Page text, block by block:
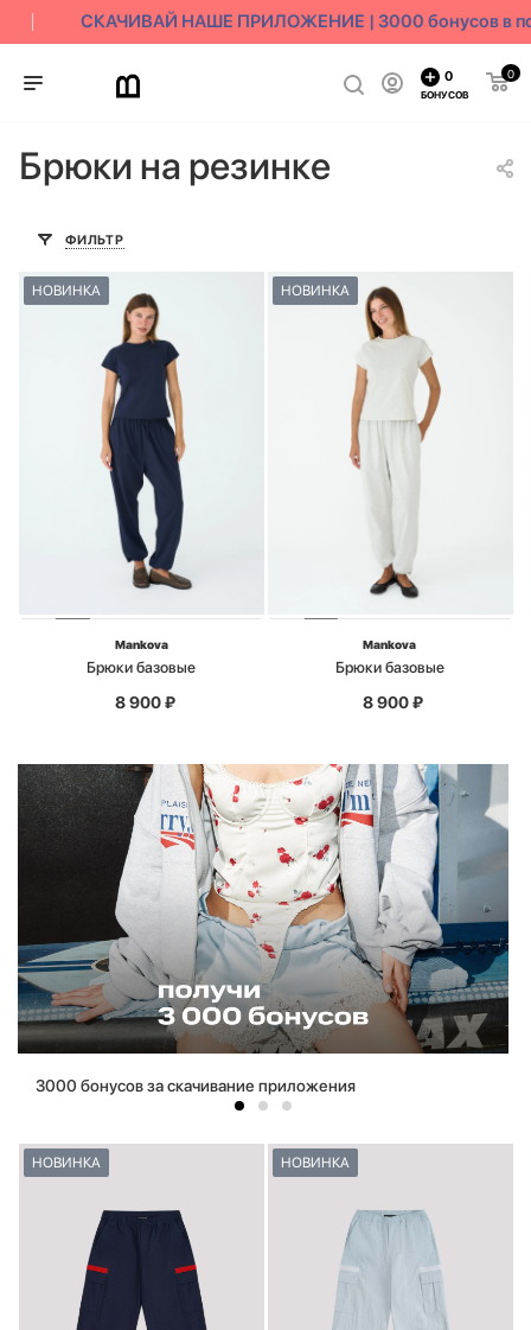
СКАЧИВАЙ НАШЕ ПРИЛОЖЕНИЕ | 3000 бонусов в
0
0
БОНУСОВ
Брюки на резинке
ФИЛЬТР
НОВИНКА
Mankova
Брюки базовые
8 900₽
НОВИНКА
Mankova
Брюки базовые
8 900₽
3000 бонусов за скачивание приложения
НОВИНКА НОВИНКА